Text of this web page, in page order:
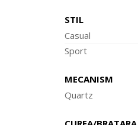
STIL
Casual
Sport
MECANISM
Quartz